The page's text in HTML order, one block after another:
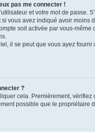
pas me connecter !
et votre mot de passe.
si vous avez indiqué avoir
soit activée par vous-
il se peut que vous ayez
?
cela. Premièrement,
possible que le propriétaire